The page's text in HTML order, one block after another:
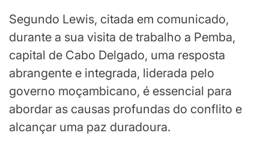
Segundo Lewis, citada em comunicado,
durante a sua visita de trabalho a Pemba,
capital de Cabo Delgado, uma resposta
abrangente e integrada, liderada pelo
governo moçambicano, é essencial para
abordar as causas profundas do conflito e
alcançar uma paz duradoura.